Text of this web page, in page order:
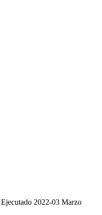
2022-03 Marzo